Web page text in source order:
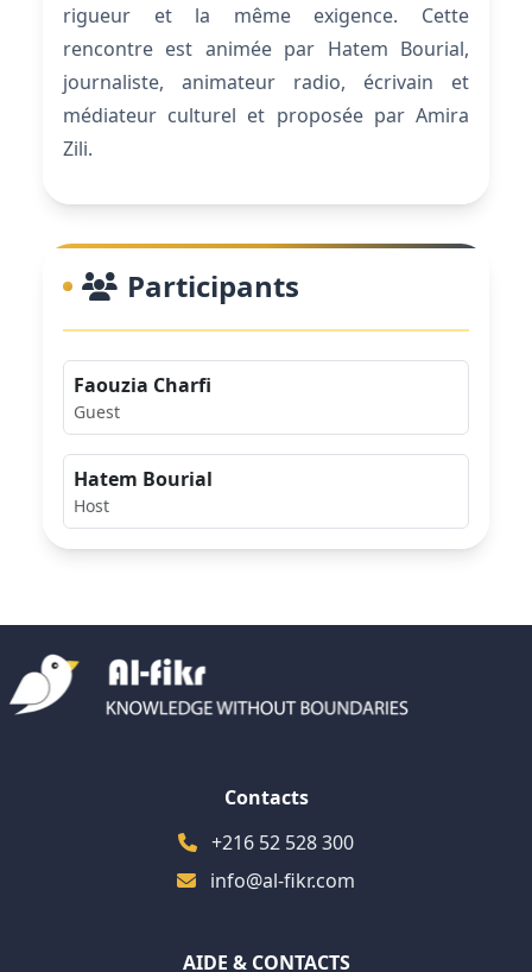
rigueur et la même exigence. Cette
rencontre est animée par Hatem Bourial,
journaliste, animateur radio, écrivain et
médiateur culturel et proposée par Amira
Zili.
Participants
Faouzia Charfi
Guest
Hatem Bourial
Host
Contacts
+216 52 528 300
info@al-fikr.com
AIDE & CONTACTS